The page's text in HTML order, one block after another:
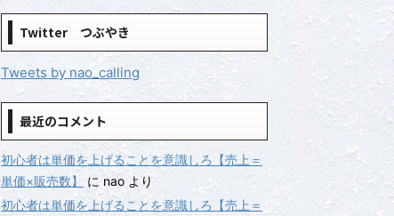
Twitter つぶやき
Tweets by nao_calling
最近のコメント
初心者は単価を上げることを意識しろ【売上＝
単価×販売数】
に nao より
初心者は単価を上げることを意識しろ【売上＝